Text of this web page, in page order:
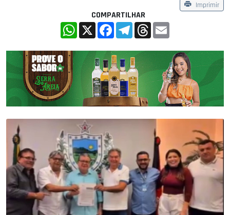
Imprimir
COMPARTILHAR
WhatsApp
X FacebookTelegramThreads